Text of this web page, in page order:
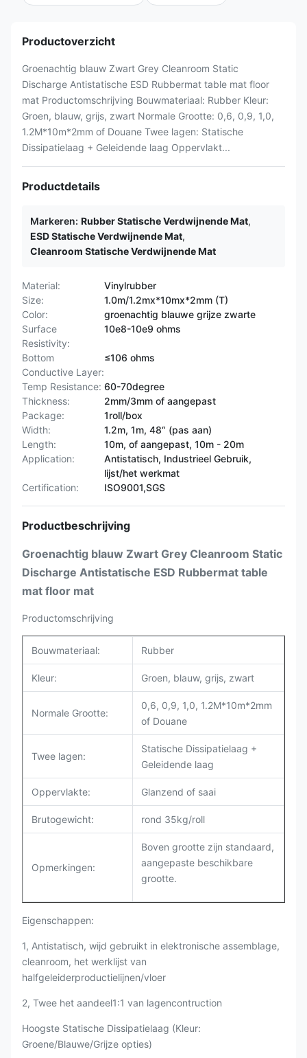
Productoverzicht
Groenachtig blauw Zwart Grey Cleanroom Static
Discharge Antistatische ESD Rubbermat table mat floor
mat Productomschrijving Bouwmateriaal: Rubber Kleur:
Groen, blauw, grijs, zwart Normale Grootte: 0,6, 0,9, 1,0,
1.2M*10m*2mm of Douane Twee lagen: Statische
Dissipatielaag + Geleidende laag Oppervlakt...
Productdetails
Markeren: Rubber Statische Verdwijnende Mat,
ESD Statische Verdwijnende Mat,
Cleanroom Statische Verdwijnende Mat
Material:
Vinylrubber
Size:
1.0m/1.2mx*10mx*2mm (T)
Color:
groenachtig blauwe grijze zwarte
Surface
Resistivity:
10e8-10e9 ohms
Bottom
Conductive Layer:
≤106 ohms
Temp Resistance: 60-70degree
Thickness:
2mm/3mm of aangepast
Package:
1roll/box
Width:
1.2m, 1m, 48“ (pas aan)
Length:
10m, of aangepast, 10m - 20m
Application:
Antistatisch, Industrieel Gebruik,
lijst/het werkmat
Certification:
ISO9001,SGS
Productbeschrijving
Groenachtig blauw Zwart Grey Cleanroom Static
Discharge Antistatische ESD Rubbermat table
mat floor mat
Productomschrijving
Bouwmateriaal: Rubber
Kleur: Groen, blauw, grijs, zwart
Normale Grootte:
0,6, 0,9, 1,0, 1.2M*10m*2mm
of Douane
Twee lagen:
Statische Dissipatielaag +
Geleidende laag
Oppervlakte: Glanzend of saai
Brutogewicht: rond 35kg/roll
Opmerkingen:
Boven grootte zijn standaard,
aangepaste beschikbare
grootte.
Eigenschappen:
1, Antistatisch, wijd gebruikt in elektronische assemblage,
cleanroom, het werklijst van
halfgeleiderproductielijnen/vloer
2, Twee het aandeel1:1 van lagencontruction
Hoogste Statische Dissipatielaag (Kleur:
Groene/Blauwe/Grijze opties)